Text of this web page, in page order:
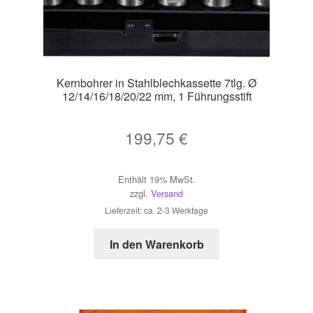
Kernbohrer in Stahlblechkassette 7tlg. Ø
12/14/16/18/20/22 mm, 1 Führungsstift
199,75 €
Enthält 19% MwSt.
zzgl. Versand
Lieferzeit: ca. 2-3 Werktage
In den Warenkorb